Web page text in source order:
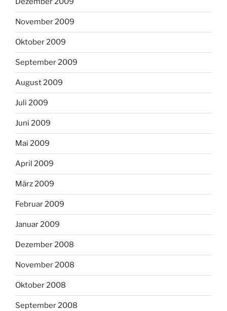
November 2009
Oktober 2009
September 2009
August 2009
Juli 2009
Juni 2009
Mai 2009
April 2009
März 2009
Februar 2009
Januar 2009
Dezember 2008
November 2008
Oktober 2008
September 2008